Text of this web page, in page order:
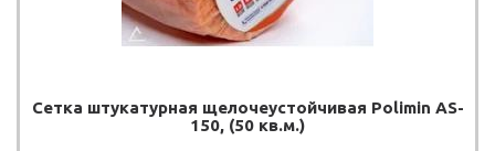
Сетка штукатурная щелочеустойчивая Polimin AS-
150, (50 кв.м.)